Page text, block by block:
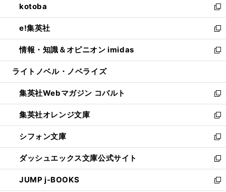
く
で
開
く
ド
ウ
で
開
く
ィ
ン
ド
ウ
で
開
い
ウ
ィ
ン
ド
ウ
開
く
kotoba
新
し
い
ウ
ィ
ン
ウ
で
開
く
e!集英社
新
し
い
ウ
ン
ド
ウ
で
開
く
情報・知識＆オピニオン imidas
新
し
ウ
ィ
ン
ド
ウ
で
開
く
ライトノベル・ノベライズ
集英社Webマガジン コバルト
新
し
い
ウ
ィ
ン
ド
ウ
で
集英社オレンジ文庫
新
し
い
ウ
ィ
ン
ド
シフォン文庫
新
し
い
ウ
ィ
ダッシュエックス文庫公式サイト
新
し
い
JUMP j-BOOKS
新